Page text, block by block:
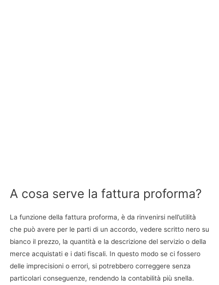
A cosa serve la fattura proforma?
La funzione della fattura proforma, è da rinvenirsi nell’utilità
che può avere per le parti di un accordo, vedere scritto nero su
bianco il prezzo, la quantità e la descrizione del servizio o della
merce acquistati e i dati fiscali. In questo modo se ci fossero
delle imprecisioni o errori, si potrebbero correggere senza
particolari conseguenze, rendendo la contabilità più snella.